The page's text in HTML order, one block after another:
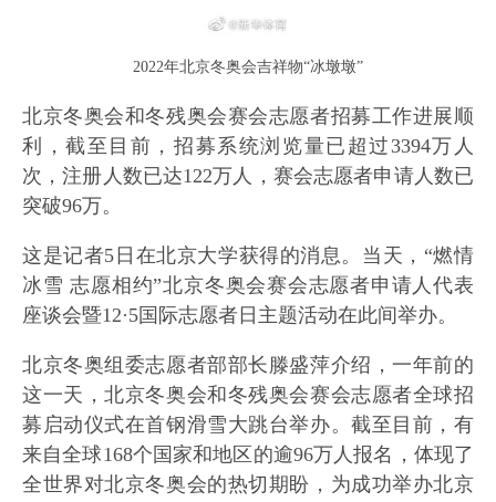
2022年北京冬奥会吉祥物“冰墩墩”
北京冬奥会和冬残奥会赛会志愿者招募工作进展顺
利，截至目前，招募系统浏览量已超过3394万人
次，注册人数已达122万人，赛会志愿者申请人数已
突破96万。
这是记者5日在北京大学获得的消息。当天，“燃情
冰雪 志愿相约”北京冬奥会赛会志愿者申请人代表
座谈会暨12·5国际志愿者日主题活动在此间举办。
北京冬奥组委志愿者部部长滕盛萍介绍，一年前的
这一天，北京冬奥会和冬残奥会赛会志愿者全球招
募启动仪式在首钢滑雪大跳台举办。截至目前，有
来自全球168个国家和地区的逾96万人报名，体现了
全世界对北京冬奥会的热切期盼，为成功举办北京